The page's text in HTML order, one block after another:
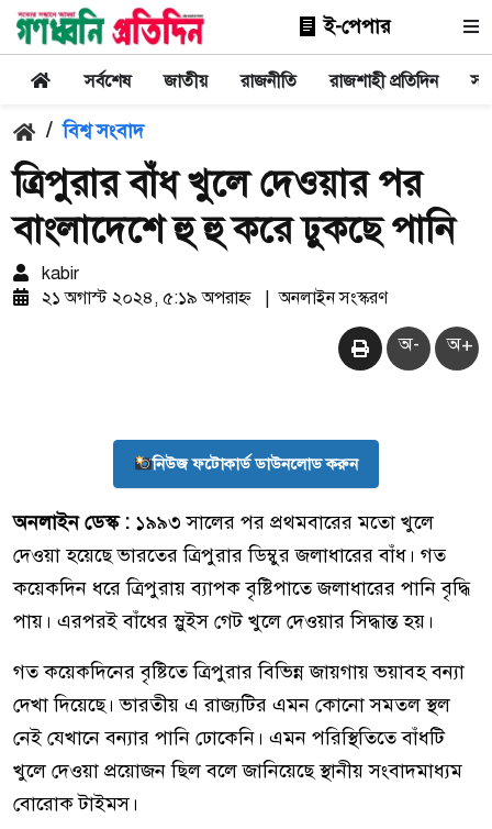
ই-পেপার
সর্বশেষ জাতীয় রাজনীতি রাজশাহী প্রতিদিন
/ বিশ্ব সংবাদ
ত্রিপুরার বাঁধ খুলে দেওয়ার পর
বাংলাদেশে হু হু করে ঢুকছে পানি
kabir
২১ অগাস্ট ২০২৪, ৫:১৯ অপরাহ্ন
| অনলাইন সংস্করণ
অ- অ+
নিউজ ফটোকার্ড ডাউনলোড করুন
অনলাইন ডেস্ক : ১৯৯৩ সালের পর প্রথমবারের মতো খুলে
দেওয়া হয়েছে ভারতের ত্রিপুরার ডিম্বুর জলাধারের বাঁধ। গত
কয়েকদিন ধরে ত্রিপুরায় ব্যাপক বৃষ্টিপাতে জলাধারের পানি বৃদ্ধি
পায়। এরপরই বাঁধের স্লুইস গেট খুলে দেওয়ার সিদ্ধান্ত হয়।
গত কয়েকদিনের বৃষ্টিতে ত্রিপুরার বিভিন্ন জায়গায় ভয়াবহ বন্যা
দেখা দিয়েছে। ভারতীয় এ রাজ্যটির এমন কোনো সমতল স্থল
নেই যেখানে বন্যার পানি ঢোকেনি। এমন পরিস্থিতিতে বাঁধটি
খুলে দেওয়া প্রয়োজন ছিল বলে জানিয়েছে স্থানীয় সংবাদমাধ্যম
বোরোক টাইমস।